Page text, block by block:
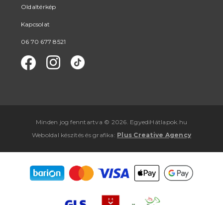
Oldaltérkép
Kapcsolat
06 70 677 8521
Minden jog fenntartva © 2026. EgyediHátlapok.hu
Weboldal készítés ésgrafika : Plus Creative Agency